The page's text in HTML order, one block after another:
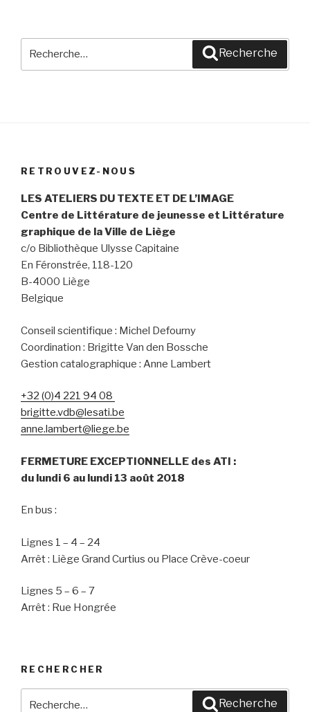
Recherche
RETROUVEZ-NOUS
LES ATELIERS DU TEXTE ET DE L’IMAGE
Centre de Littérature de jeunesse et Littérature
graphique de la Ville de Liège
c/o Bibliothèque Ulysse Capitaine
En Féronstrée, 118-120
B-4000 Liège
Belgique
Conseil scientifique : Michel Defourny
Coordination : Brigitte Van den Bossche
Gestion catalographique : Anne Lambert
+32 (0)4 221 94 08
brigitte.vdb@lesati.be
anne.lambert@liege.be
FERMETURE EXCEPTIONNELLE des ATI :
du lundi 6 au lundi 13 août 2018
En bus :
Lignes 1 – 4 – 24
Arrêt : Liège Grand Curtius ou Place Crève-coeur
Lignes 5 – 6 – 7
Arrêt : Rue Hongrée
RECHERCHER
Recherche